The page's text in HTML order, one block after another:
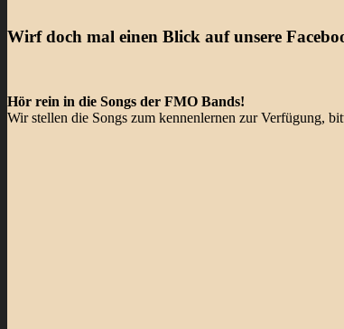
Wirf doch mal einen Blick auf unsere
Hör rein in die Songs der FMO Bands!
Wir stellen die Songs zum kennenlernen zur Verfügung,